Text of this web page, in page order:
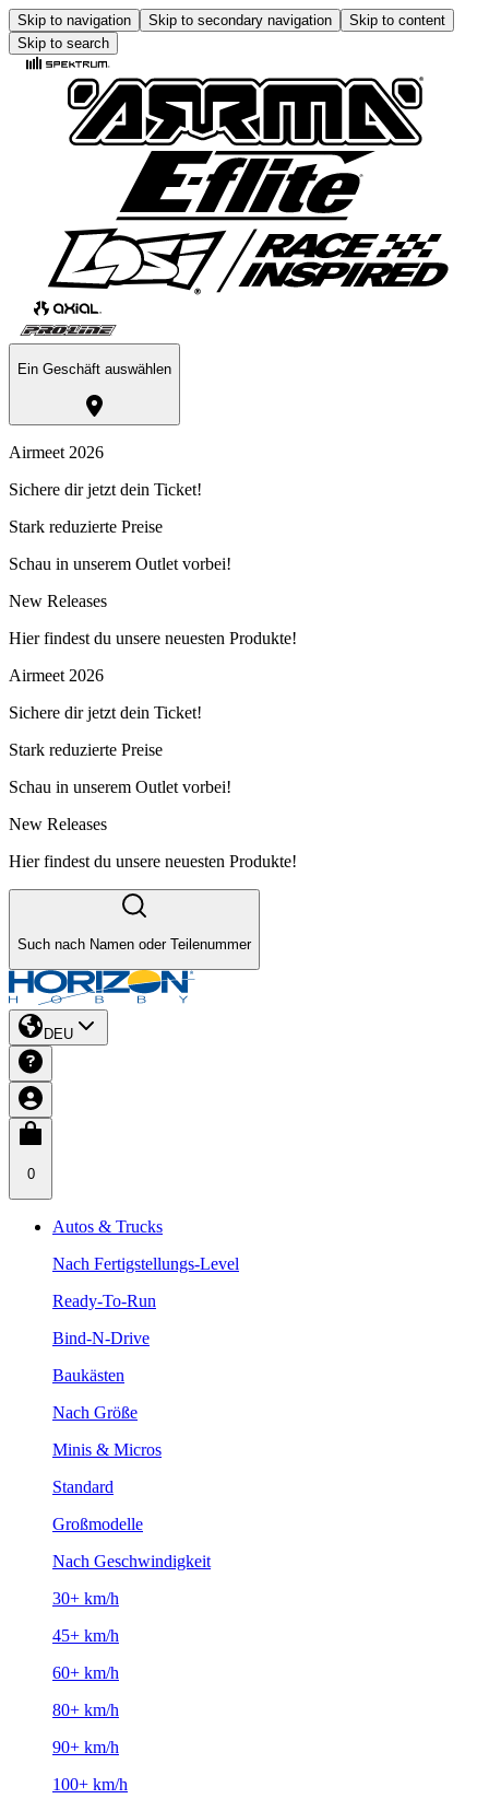
Skip to navigation Skip to secondary navigation
Skip to content
Skip to search
Ein Geschäft auswählen
Airmeet 2026
Sichere dir jetzt dein Ticket!
Stark reduzierte Preise
Schau in unserem Outlet vorbei!
New Releases
Hier findest du unsere neuesten Produkte!
Airmeet 2026
Sichere dir jetzt dein Ticket!
Stark reduzierte Preise
Schau in unserem Outlet vorbei!
New Releases
Hier findest du unsere neuesten Produkte!
Such nach Namen oder Teilenummer
DEU
0
Autos & Trucks
Nach Fertigstellungs-Level
Ready-To-Run
Bind-N-Drive
Baukästen
Nach Größe
Minis & Micros
Standard
Großmodelle
Nach Geschwindigkeit
30+ km/h
45+ km/h
60+ km/h
80+ km/h
90+ km/h
100+ km/h